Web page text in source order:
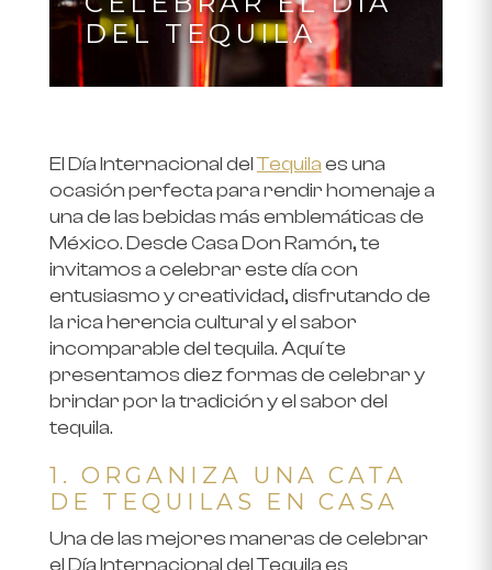
DEL TEQUILA
El Día Internacional delTequilaes una
ocasión perfecta para rendir homenaje a
una de las bebidas más emblemáticas de
México. Desde Casa Don Ramón, te
invitamos a celebrar este día con
entusiasmo y creatividad, disfrutando de
la rica herencia cultural y el sabor
incomparable del tequila. Aquí te
presentamos diez formas de celebrar y
brindar por la tradición y el sabor del
tequila.
1. ORGANIZA UNA CATA
DE TEQUILAS EN CASA
Una de las mejores maneras de celebrar
el Día Internacional del Tequila es